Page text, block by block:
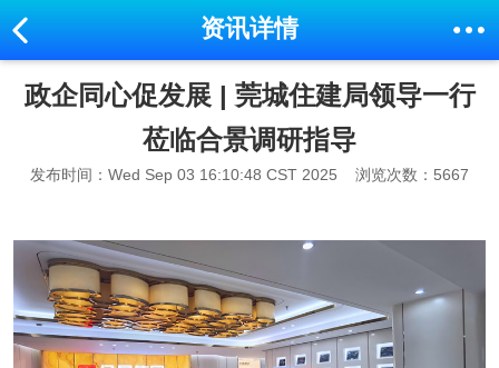
资讯详情
政企同心促发展 | 莞城住建局领导一行
莅临合景调研指导
发布时间：Wed Sep 03 16:10:48 CST 2025 浏览次数：5667